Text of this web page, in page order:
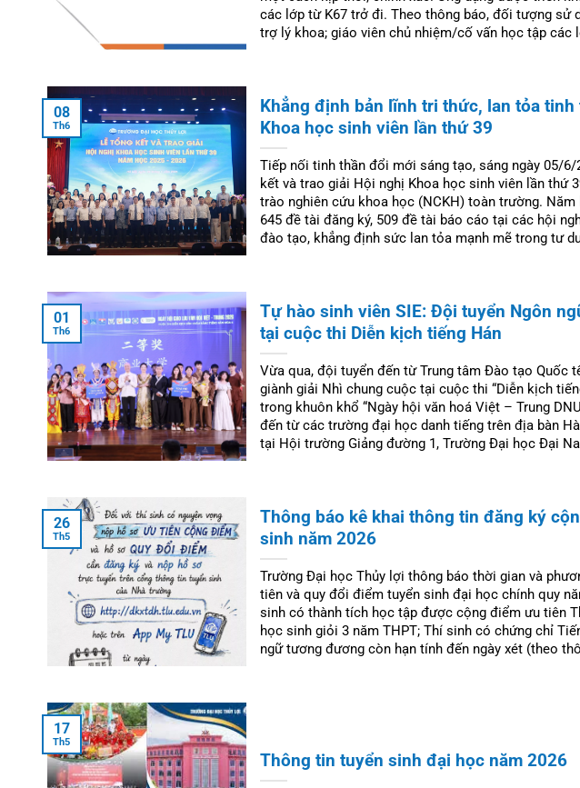
các lớp từ K67 trở đi. Theo thông báo, đối tượng sử
trợ lý khoa; giáo viên chủ nhiệm/cố vấn học tập các
Khẳng định bản lĩnh tri thức, lan tỏa
Khoa học sinh viên lần thứ 39
Tiếp nối tinh thần đổi mới sáng tạo, sáng ngày 05/
kết và trao giải Hội nghị Khoa học sinh viên lần thứ
trào nghiên cứu khoa học (NCKH) toàn trường.
645 đề tài đăng ký, 509 đề tài báo cáo tại các hội
đào tạo, khẳng định sức lan tỏa mạnh mẽ trong tư
08
Th6
Tự hào sinh viên SIE: Đội tuyển Ngôn
tại cuộc thi Diễn kịch tiếng Hán
Vừa qua, đội tuyển đến từ Trung tâm Đào tạo Quốc
giành giải Nhì chung cuộc tại cuộc thi “Diễn kịch
trong khuôn khổ “Ngày hội văn hoá Việt – Trung
đến từ các trường đại học danh tiếng trên địa bàn
tại Hội trường Giảng đường 1, Trường Đại học Đại
01
Th6
Thông báo kê khai thông tin đăng ký
sinh năm 2026
Trường Đại học Thủy lợi thông báo thời gian và
tiên và quy đổi điểm tuyển sinh đại học chính quy
sinh có thành tích học tập được cộng điểm ưu tiên
học sinh giỏi 3 năm THPT; Thí sinh có chứng chỉ
ngữ tương đương còn hạn tính đến ngày xét (theo
26
Th5
Thông tin tuyển sinh đại học năm 2026
17
Th5